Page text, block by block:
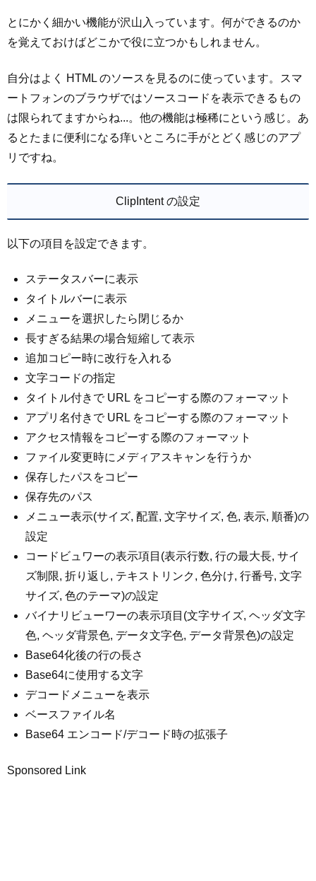
とにかく細かい機能が沢山入っています。何ができるのか
を覚えておけばどこかで役に立つかもしれません。
自分はよく HTML のソースを見るのに使っています。スマ
ートフォンのブラウザではソースコードを表示できるもの
は限られてますからね...。他の機能は極稀にという感じ。あ
るとたまに便利になる痒いところに手がとどく感じのアプ
リですね。
ClipIntent の設定
以下の項目を設定できます。
ステータスバーに表示
タイトルバーに表示
メニューを選択したら閉じるか
長すぎる結果の場合短縮して表示
追加コピー時に改行を入れる
文字コードの指定
タイトル付きで URL をコピーする際のフォーマット
アプリ名付きで URL をコピーする際のフォーマット
アクセス情報をコピーする際のフォーマット
ファイル変更時にメディアスキャンを行うか
保存したパスをコピー
保存先のパス
メニュー表示(サイズ, 配置, 文字サイズ, 色, 表示, 順番)の
設定
コードビュワーの表示項目(表示行数, 行の最大長, サイ
ズ制限, 折り返し, テキストリンク, 色分け, 行番号, 文字
サイズ, 色のテーマ)の設定
バイナリビューワーの表示項目(文字サイズ, ヘッダ文字
色, ヘッダ背景色, データ文字色, データ背景色)の設定
Base64化後の行の長さ
Base64に使用する文字
デコードメニューを表示
ベースファイル名
Base64 エンコード/デコード時の拡張子
Sponsored Link